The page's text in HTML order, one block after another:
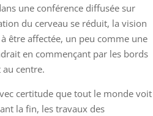
une conférence diffusée sur
du cerveau se réduit, la vision
être affectée, un peu comme une
en commençant par les bords
centre.
certitude que tout le monde voit
la fin, les travaux des